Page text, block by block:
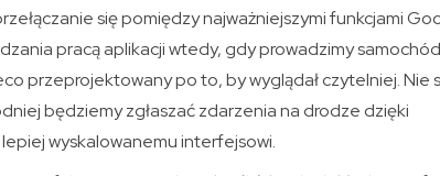
się pomiędzy najważniejszymi funkcjami
pracą aplikacji wtedy, gdy prowadzimy
przeprojektowany po to, by wyglądał czytelniej. Nie
będziemy zgłaszać zdarzenia na drodze dzięki
wyskalowanemu interfejsowi.